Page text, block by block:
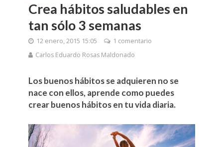
Crea hábitos saludables en
tan sólo 3 semanas
12 enero, 2015 15:05
1 comentario
Carlos Eduardo Rosas Maldonado
Los buenos hábitos se adquieren no se
nace con ellos, aprende como puedes
crear buenos hábitos en tu vida diaria.